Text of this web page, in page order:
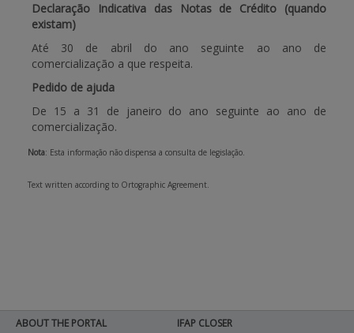
Declaração Indicativa das Notas de Crédito (quando
existam)
Até 30 de abril do ano seguinte ao ano de
comercialização a que respeita.
Pedido de ajuda
De 15 a 31 de janeiro do ano seguinte ao ano de
comercialização.
Nota: Esta informação não dispensa a consulta de legislação.
Text written according to Ortographic Agreement.
ABOUT THE PORTAL
IFAP CLOSER